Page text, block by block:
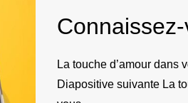
La touche d’amour dans
Diapositive suivante La